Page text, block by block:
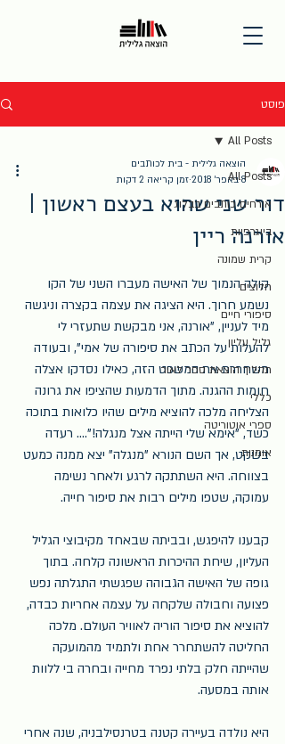
פוסט
All Posts
אורחים כותבים בבלוג
ביוגרפיות
קרית שמונה
חלוצים
סיפורי חיים
גליל עליון
תהליך הוצאת ספר לאור
כללי
ספרי אוטוריטה
אומנות
All Posts
דור שני שהוא בעצם ראשון |
אורנה ריין
הוצאה גלילית - בית לכותבים
8 באפר׳ 2018
זמן קריאה 2 דקות
קולה הנמוך של האישה מעברו השני של הקו
נשמע חרוך. היא הציגה את עצמה בקצרה וניגשה
מיד לעניין, "אורנה, אני מבקשת שתעזרי לי
להעלות על הכתב את סיפורה של אמי", ובעודה
משחררת את המשפט הזה, כאילו נסדקו אצלה
חומות ההגנה. מתוך הדמעות שהציפו את גרונה
הצליחה מלכה להוציא מילים שהיו כלואות בתוכה
כשד, "אימא שלי הייתה אצל מנגלה!".... רעדה
בשקט, אך השם הנורא "מנגלה" יצא ממנה כמעט
בצווחה. היא השתתקה לרגע ולאחר נשימה
עמוקה, שטפו מילים רבות את סיפור חייה.
קבענו להיפגש, ובביתה שבאחד מקיבוצי הגליל
העליון, שיחת ההיכרות הראשונה קלחה. בתוך
גופה של האישה הגבוהה שפגשתי התגלתה נפש
פצועה וחבולה שלקחה על עצמה אחריות כבדה,
להוציא את סיפור הוריה לאוויר העולם. מלכה
החליטה להשתחרר אחת ולתמיד מהמועקה
שהייתה חלק בלתי נפרד מחייה ובחרה בי ללוות
אותה במסעה.
היא נולדה בעיירה קטנה בטרנסילבניה, שנה אחרי